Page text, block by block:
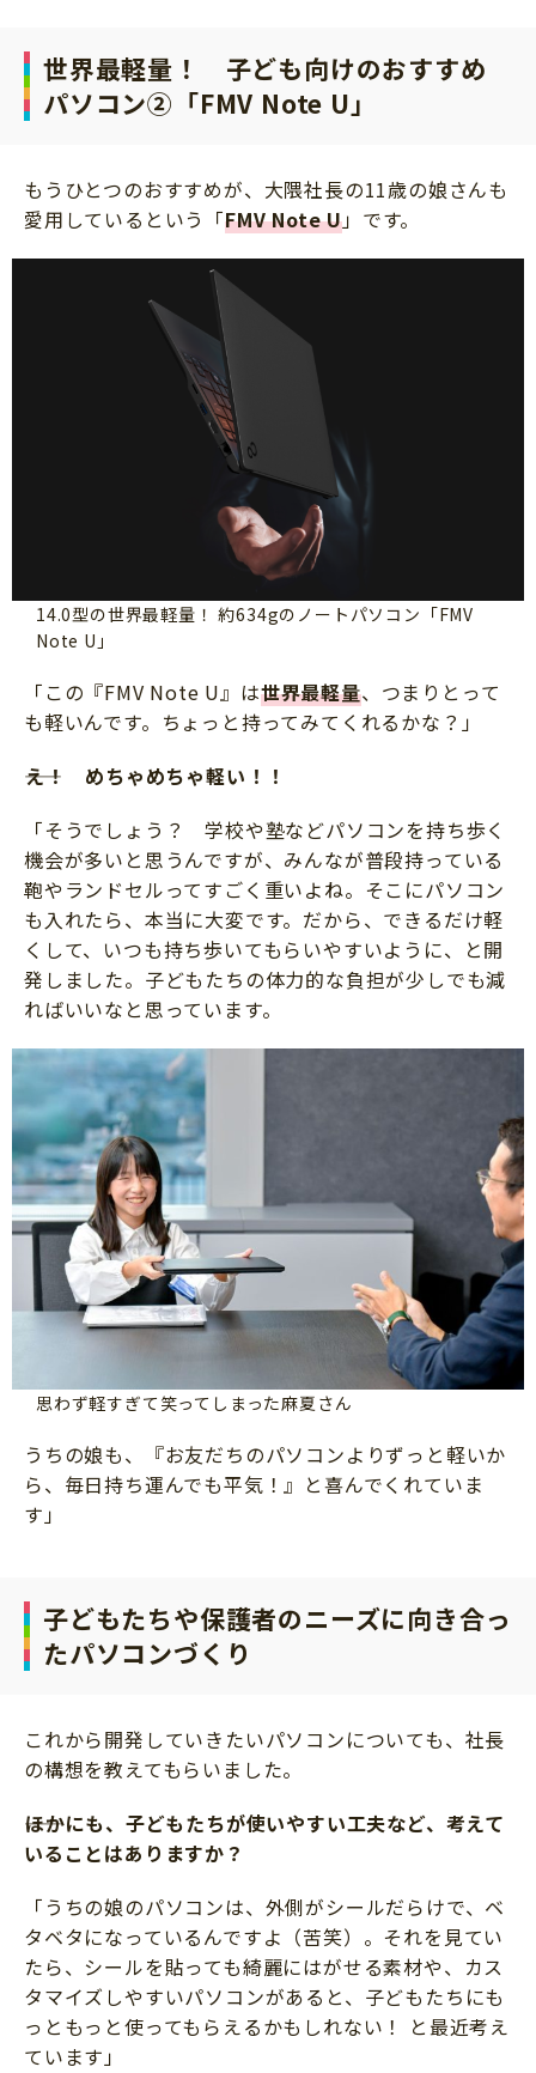
世界最軽量！ 子ども向けのおすすめ
パソコン②「FMV Note U」
もうひとつのおすすめが、大隈社長の11歳の娘さんも
愛用しているという「FMV Note U」です。
14.0型の世界最軽量！ 約634gのノートパソコン「FMV
Note U」
「この『FMV Note U』は世界最軽量、つまりとって
も軽いんです。ちょっと持ってみてくれるかな？」
――え！ めちゃめちゃ軽い！！
「そうでしょう？ 学校や塾などパソコンを持ち歩く
機会が多いと思うんですが、みんなが普段持っている
鞄やランドセルってすごく重いよね。そこにパソコン
も入れたら、本当に大変です。だから、できるだけ軽
くして、いつも持ち歩いてもらいやすいように、と開
発しました。子どもたちの体力的な負担が少しでも減
ればいいなと思っています。
思わず軽すぎて笑ってしまった麻夏さん
うちの娘も、『お友だちのパソコンよりずっと軽いか
ら、毎日持ち運んでも平気！』と喜んでくれていま
す」
子どもたちや保護者のニーズに向き合っ
たパソコンづくり
これから開発していきたいパソコンについても、社長
の構想を教えてもらいました。
――ほかにも、子どもたちが使いやすい工夫など、考えて
いることはありますか？
「うちの娘のパソコンは、外側がシールだらけで、ベ
タベタになっているんですよ（苦笑）。それを見てい
たら、シールを貼っても綺麗にはがせる素材や、カス
タマイズしやすいパソコンがあると、子どもたちにも
っともっと使ってもらえるかもしれない！ と最近考え
ています」